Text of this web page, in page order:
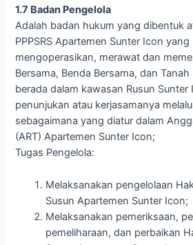
1.7 Badan Pengelola
Adalah badan hukum yang dibentuk
PPPSRS Apartemen Sunter Icon
mengoperasikan, merawat dan
Bersama, Benda Bersama, dan
berada dalam kawasan Rusun
penunjukan atau kerjasamanya
sebagaimana yang diatur dalam
(ART) Apartemen Sunter Icon;
Tugas Pengelola:
Melaksanakan pengelolaan
Susun Apartemen Sunter Icon;
Melaksanakan pemeriksaan,
pemeliharaan, dan perbaikan